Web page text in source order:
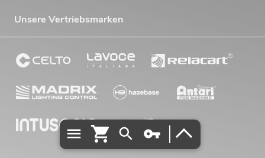
Unsere Vertriebsmarken